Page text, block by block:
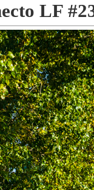
LF